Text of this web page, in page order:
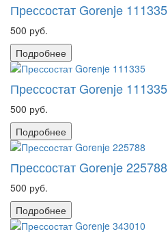
Прессостат Gorenje 111335
500 руб.
Подробнее
Прессостат Gorenje 111335
500 руб.
Подробнее
Прессостат Gorenje 225788
500 руб.
Подробнее